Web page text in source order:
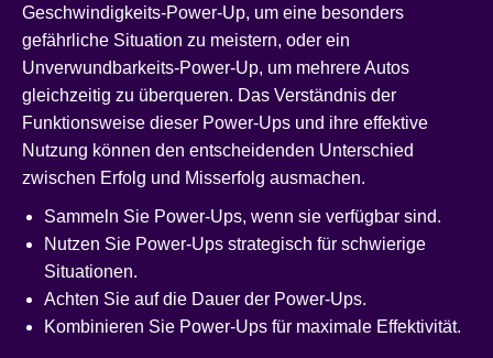
Geschwindigkeits-Power-Up, um eine besonders
gefährliche Situation zu meistern, oder ein
Unverwundbarkeits-Power-Up, um mehrere Autos
gleichzeitig zu überqueren. Das Verständnis der
Funktionsweise dieser Power-Ups und ihre effektive
Nutzung können den entscheidenden Unterschied
zwischen Erfolg und Misserfolg ausmachen.
Sammeln Sie Power-Ups, wenn sie verfügbar sind.
Nutzen Sie Power-Ups strategisch für schwierige
Situationen.
Achten Sie auf die Dauer der Power-Ups.
Kombinieren Sie Power-Ups für maximale Effektivität.